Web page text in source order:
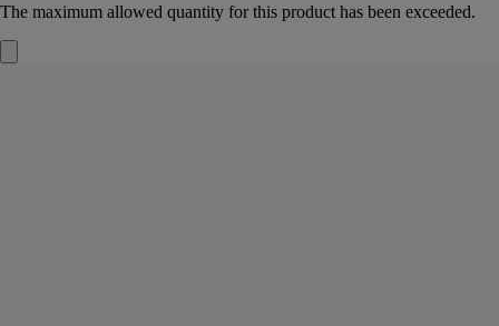
The maximum allowed quantity for this product has been exceeded.